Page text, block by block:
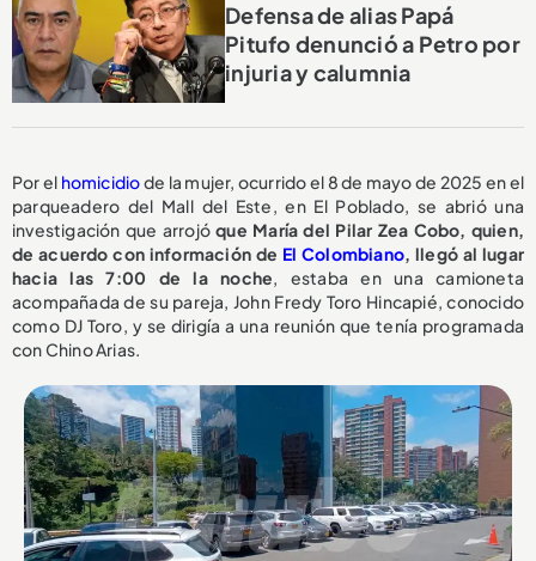
Defensa de alias Papá
Pitufo denunció a Petro por
injuria y calumnia
Por el homicidiode la mujer, ocurrido el 8 de mayo de 2025 en el
parqueadero del Mall del Este, en El Poblado, se abrió una
investigación que arrojóque María del Pilar Zea Cobo, quien,
de acuerdo con información de El Colombiano, llegó al lugar
hacia las 7:00 de la noche, estaba en una camioneta
acompañada de su pareja, John Fredy Toro Hincapié, conocido
como DJ Toro, y se dirigía a una reunión que tenía programada
con Chino Arias.